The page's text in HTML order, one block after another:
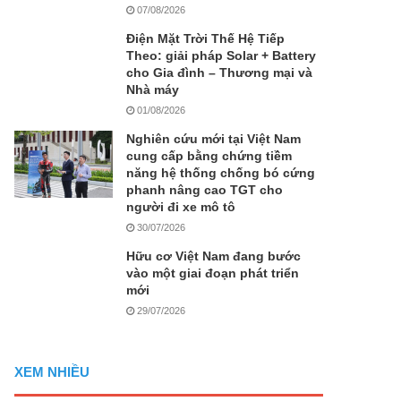
07/08/2026
Điện Mặt Trời Thế Hệ Tiếp
Theo: giải pháp Solar + Battery
cho Gia đình – Thương mại và
Nhà máy
01/08/2026
Nghiên cứu mới tại Việt Nam
cung cấp bằng chứng tiềm
năng hệ thống chống bó cứng
phanh nâng cao TGT cho
người đi xe mô tô
30/07/2026
Hữu cơ Việt Nam đang bước
vào một giai đoạn phát triển
mới
29/07/2026
XEM NHIỀU